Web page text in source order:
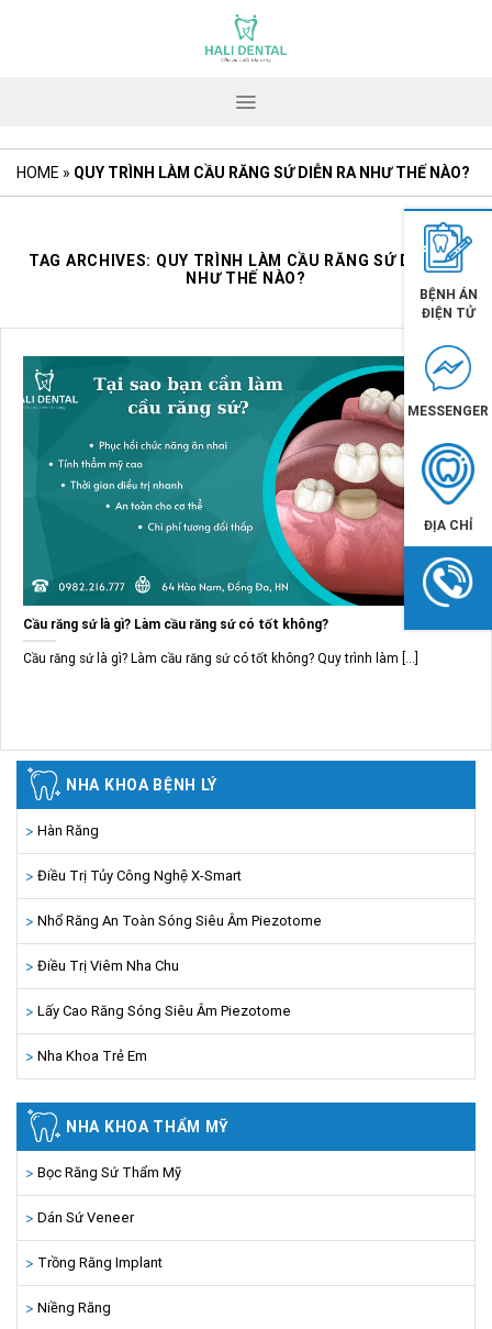
HOME » QUY TRÌNH LÀM CẦU RĂNG SỨ DIỄN RA NHƯ THẾ NÀO?
TAG ARCHIVES: QUY TRÌNH LÀM CẦU RĂNG SỨ DIỄN RA
NHƯ THẾ NÀO?
NHA KHOA BỆNH LÝ
Hàn Răng
Điều Trị Tủy Công Nghệ X-Smart
Nhổ Răng An Toàn Sóng Siêu Âm Piezotome
Điều Trị Viêm Nha Chu
Lấy Cao Răng Sóng Siêu Âm Piezotome
Nha Khoa Trẻ Em
NHA KHOA THẨM MỸ
Bọc Răng Sứ Thẩm Mỹ
Dán Sứ Veneer
Trồng Răng Implant
Niềng Răng
Cầu răng sứ là gì? Làm cầu răng sứ có tốt không?
Cầu răng sứ là gì? Làm cầu răng sứ có tốt không? Quy trình làm [...]
BỆNH ÁN
ĐIỆN TỬ
MESSENGER
ĐỊA CHỈ